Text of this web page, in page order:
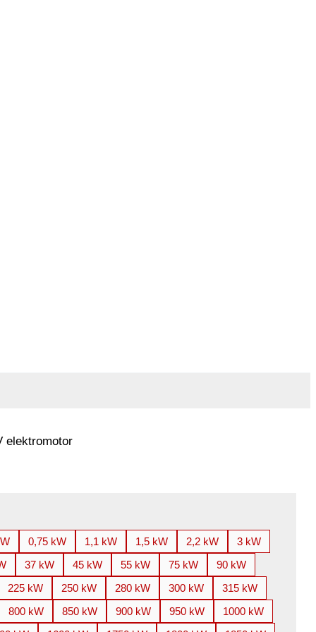
elektromotor
0,75 kW 1,1 kW 1,5 kW 2,2 kW
3 kW
37 kW 45 kW 55 kW 75 kW
90 kW
225 kW 250 kW 280 kW 300 kW
315 kW
800 kW 850 kW 900 kW 950 kW
1000 kW